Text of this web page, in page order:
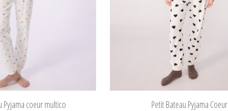
Pyjama coeur multico
Petit Bateau Pyjama Coeur